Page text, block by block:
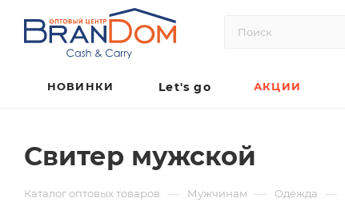
НОВИНКИ Let's go АКЦИИ
Свитер мужской
Каталог оптовых товаров — Мужчинам — Одежда —